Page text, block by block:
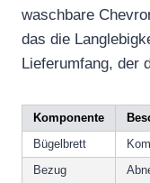
waschbare
das die
Lieferumfang, der
Komponente
Bügelbrett
Bezug